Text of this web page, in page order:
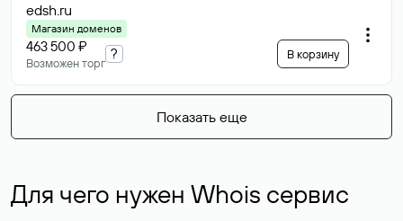
edsh.ru
Магазин доменов
463 500 ₽
Возможен торг
? В корзину
Показать еще
Для чего нужен Whois сервис